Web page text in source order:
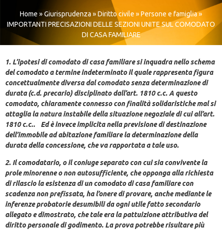
Home »Giurisprudenza »Diritto civile »Persone e famiglia»
IMPORTANTI PRECISAZIONI DELLE SEZIONI UNITE SUL COMODATO
DI CASA FAMILIARE
1. L’ipotesi di comodato di casa familiare si inquadra nello schema
del comodato a termine indeterminato il quale rappresenta figura
concettualmente diversa dal comodato senza determinazione di
durata (c.d. precario) disciplinato dall’art. 1810 c.c. A questo
comodato, chiaramente connesso con finalità solidaristiche mal si
attaglia la natura instabile della situazione negoziale di cui all’art.
1810 c.c.. Ed è invece implicita nella previsione di destinazione
dell’immobile ad abitazione familiare la determinazione della
durata della concessione, che va rapportata a tale uso.
2. Il comodatario, o il coniuge separato con cui sia convivente la
prole minorenne o non autosufficiente, che opponga alla richiesta
di rilascio la esistenza di un comodato di casa familiare con
scadenza non prefissata, ha l’onere di provare, anche mediante le
inferenze probatorie desumibili da ogni utile fatto secondario
allegato e dimostrato, che tale era la pattuizione attributiva del
diritto personale di godimento. La prova potrebbe risultare più